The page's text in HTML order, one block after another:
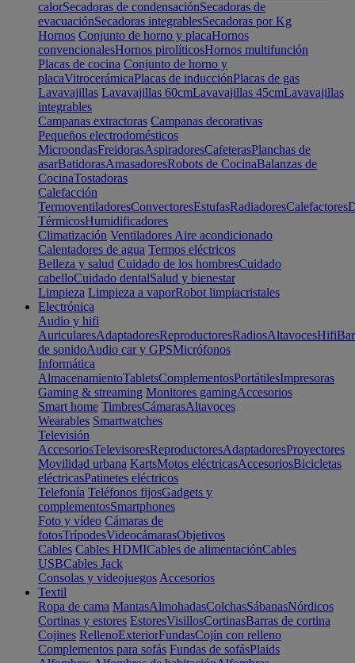
calorSecadoras de condensaciónSecadoras de
evacuaciónSecadoras integrablesSecadoras por Kg
Hornos Conjunto de horno y placaHornos
convencionalesHornos pirolíticosHornos multifunción
Placas de cocina Conjunto de horno y
placaVitrocerámicaPlacas de inducciónPlacas de gas
Lavavajillas Lavavajillas 60cmLavavajillas 45cmLavavajillas
integrables
Campanas extractoras Campanas decorativas
Pequeños electrodomésticos
MicroondasFreidorasAspiradoresCafeterasPlanchas de
asarBatidorasAmasadoresRobots de CocinaBalanzas de
CocinaTostadoras
Calefacción
TermoventiladoresConvectoresEstufasRadiadoresCalefactores
TérmicosHumidificadores
Climatización Ventiladores Aire acondicionado
Calentadores de agua Termos eléctricos
Belleza y salud Cuidado de los hombresCuidado
cabelloCuidado dentalSalud y bienestar
Limpieza Limpieza a vaporRobot limpiacristales
Electrónica
Audio y hifi
AuricularesAdaptadoresReproductoresRadiosAltavocesHifi
de sonidoAudio car y GPSMicrófonos
Informática
AlmacenamientoTabletsComplementosPortátilesImpresoras
Gaming & streaming Monitores gamingAccesorios
Smart home TimbresCámarasAltavoces
Wearables Smartwatches
Televisión
AccesoriosTelevisoresReproductoresAdaptadoresProyectores
Movilidad urbana KartsMotos eléctricasAccesoriosBicicletas
eléctricasPatinetes eléctricos
Telefonía Teléfonos fijosGadgets y
complementosSmartphones
Foto y vídeo Cámaras de
fotosTrípodesVideocámarasObjetivos
Cables Cables HDMICables de alimentaciónCables
USBCables Jack
Consolas y videojuegos Accesorios
Textil
Ropa de cama MantasAlmohadasColchasSábanasNórdicos
Cortinas y estores EstoresVisillosCortinasBarras de cortina
Cojines RellenoExteriorFundasCojín con relleno
Complementos para sofás Fundas de sofásPlaids